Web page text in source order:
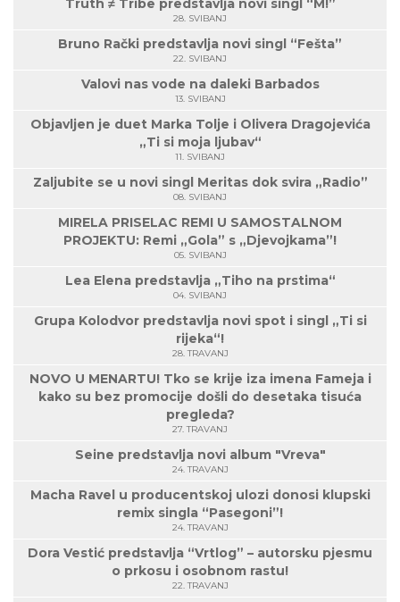
Truth ≠ Tribe predstavlja novi singl “M!”
28. SVIBANJ
Bruno Rački predstavlja novi singl “Fešta”
22. SVIBANJ
Valovi nas vode na daleki Barbados
13. SVIBANJ
Objavljen je duet Marka Tolje i Olivera Dragojevića
„Ti si moja ljubav“
11. SVIBANJ
Zaljubite se u novi singl Meritas dok svira „Radio”
08. SVIBANJ
MIRELA PRISELAC REMI U SAMOSTALNOM
PROJEKTU: Remi „Gola” s „Djevojkama”!
05. SVIBANJ
Lea Elena predstavlja „Tiho na prstima“
04. SVIBANJ
Grupa Kolodvor predstavlja novi spot i singl „Ti si
rijeka“!
28. TRAVANJ
NOVO U MENARTU! Tko se krije iza imena Fameja i
kako su bez promocije došli do desetaka tisuća
pregleda?
27. TRAVANJ
Seine predstavlja novi album "Vreva"
24. TRAVANJ
Macha Ravel u producentskoj ulozi donosi klupski
remix singla “Pasegoni”!
24. TRAVANJ
Dora Vestić predstavlja “Vrtlog” – autorsku pjesmu
o prkosu i osobnom rastu!
22. TRAVANJ